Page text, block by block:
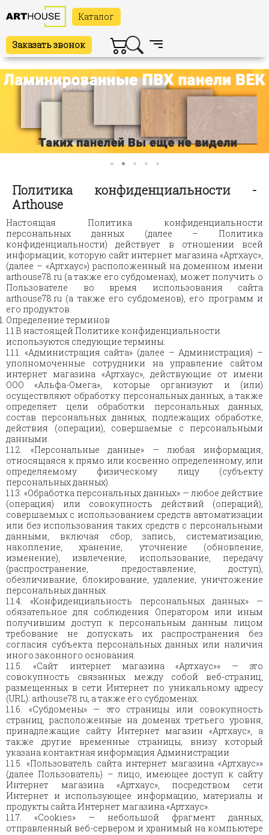
Каталог
Заказать звонок
Политика конфиденциальности -
Arthouse
Настоящая Политика конфиденциальности
персональных данных (далее – Политика
конфиденциальности) действует в отношении всей
информации, которую сайт интернет магазина «Артхаус»,
(далее – «Артхаус») расположенный на доменном имени
arthouse78.ru (а также его субдоменах), может получить о
Пользователе во время использования сайта
arthouse78.ru (а также его субдоменов), его программ и
его продуктов.
Определение терминов
1.1 В настоящей Политике конфиденциальности
используются следующие термины:
1.1.1. «Администрация сайта» (далее – Администрация) –
уполномоченные сотрудники на управление сайтом
интернет магазина «Артхаус», действующие от имени
ООО «Альфа-Омега», которые организуют и (или)
осуществляют обработку персональных данных, а также
определяет цели обработки персональных данных,
состав персональных данных, подлежащих обработке,
действия (операции), совершаемые с персональными
данными.
1.1.2. «Персональные данные» — любая информация,
относящаяся к прямо или косвенно определенному, или
определяемому физическому лицу (субъекту
персональных данных).
1.1.3. «Обработка персональных данных» — любое действие
(операция) или совокупность действий (операций),
совершаемых с использованием средств автоматизации
или без использования таких средств с персональными
данными, включая сбор, запись, систематизацию,
накопление, хранение, уточнение (обновление,
изменение), извлечение, использование, передачу
(распространение, предоставление, доступ),
обезличивание, блокирование, удаление, уничтожение
персональных данных.
1.1.4. «Конфиденциальность персональных данных» —
обязательное для соблюдения Оператором или иным
получившим доступ к персональным данным лицом
требование не допускать их распространения без
согласия субъекта персональных данных или наличия
иного законного основания.
1.1.5. «Сайт интернет магазина «Артхаус»» — это
совокупность связанных между собой веб-страниц,
размещенных в сети Интернет по уникальному адресу
(URL): arthouse78.ru, а также его субдоменах.
1.1.6. «Субдомены» — это страницы или совокупность
страниц, расположенные на доменах третьего уровня,
принадлежащие сайту Интернет магазин «Артхаус», а
также другие временные страницы, внизу который
указана контактная информация Администрации
1.1.5. «Пользователь сайта интернет магазина «Артхаус»»
(далее Пользователь) – лицо, имеющее доступ к сайту
Интернет магазина «Артхаус», посредством сети
Интернет и использующее информацию, материалы и
продукты сайта Интернет магазина «Артхаус».
1.1.7. «Cookies» — небольшой фрагмент данных,
отправленный веб-сервером и хранимый на компьютере